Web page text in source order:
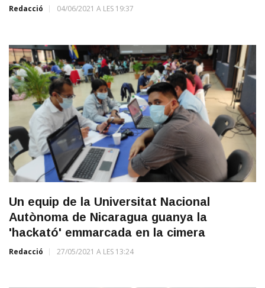
Redacció 04/06/2021 A LES 19:37
Un equip de la Universitat Nacional
Autònoma de Nicaragua guanya la
'hackató' emmarcada en la cimera
Redacció 27/05/2021 A LES 13:24